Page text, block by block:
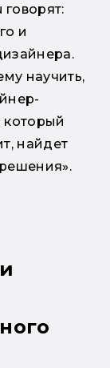
и
научить,
который
найдет